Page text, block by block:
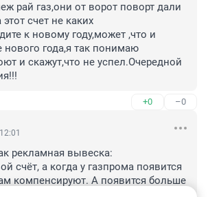
рай газ,они от ворот поворт дали
счет не каких
к новому году,может ,что и
нового года,я так понимаю
и скажут,что не успел.Очередной
+0 –0
рекламная вывеска:
счёт, а когда у газпрома появится
компенсируют. А появится больше